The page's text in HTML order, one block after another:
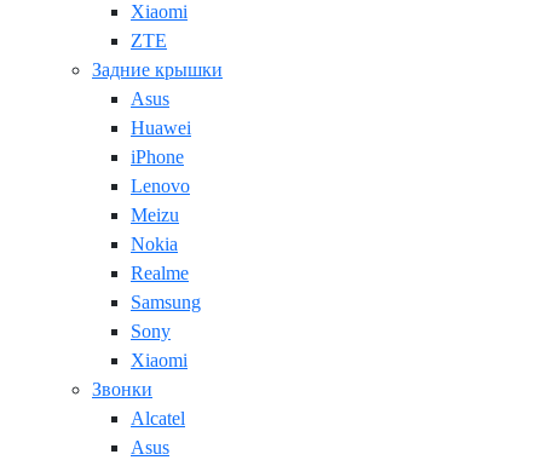
Xiaomi
ZTE
Задние крышки
Asus
Huawei
iPhone
Lenovo
Meizu
Nokia
Realme
Samsung
Sony
Xiaomi
Звонки
Alcatel
Asus